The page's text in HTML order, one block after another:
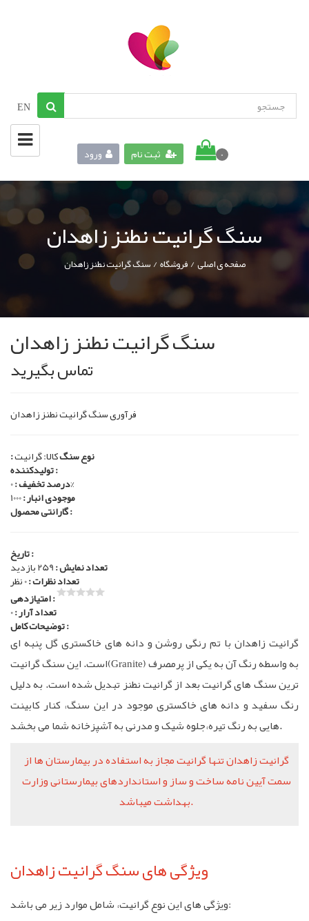
EN
ورود ثبت نام 0
سنگ گرانیت نطنز زاهدان
صفحه ی اصلی/فروشگاه/سنگ گرانیت نطنز زاهدان
سنگ گرانیت نطنز زاهدان
تماس بگیرید
فرآوری سنگ گرانیت نطنز زاهدان
: نوع سنگکالا: گرانیت
تولیدکننده :
درصد تخفیف :0%
موجودی انبار :1000
گارانتی محصول :
تاریخ :
تعداد نمایش :259 بازدید
تعداد نظرات :0 نظر
امتیازدهی :
تعداد آرار :0
توضیحات کامل :
گرانیت زاهدان با تم رنگی روشن و دانه های خاکستری گل پنبه ای
است. این سنگ گرانیت(Granite) به واسطه رنگ آن به یکی از پرمصرف
ترین سنگ های گرانیت بعد از گرانیت نطنز تبدیل شده است. به دلیل
رنگ سفید و دانه های خاکستری موجود در این سنگ، کنار کابینت
هایی به رنگ تیره،جلوه شیک و مدرنی به آشپزخانه شما می بخشد.
گرانیت زاهدان تنها گرانیت مجاز به استفاده در بیمارستان ها از
سمت آیین نامه ساخت و ساز و استانداردهای بیمارستانی وزارت
بهداشت میباشد.
ویژگی های سنگ گرانیت زاهدان
ویژگی های این نوع گرانیت، شامل موارد زیر می باشد: